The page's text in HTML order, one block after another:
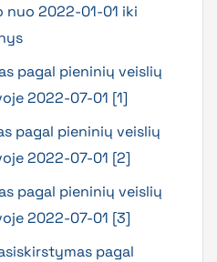
nuo 2022-01-01 iki
pagal pieninių veislių
2022-07-01 [1]
pagal pieninių veislių
2022-07-01 [2]
pagal pieninių veislių
2022-07-01 [3]
pagal